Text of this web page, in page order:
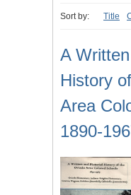
Sort by: Title
A
History
Area
1890-